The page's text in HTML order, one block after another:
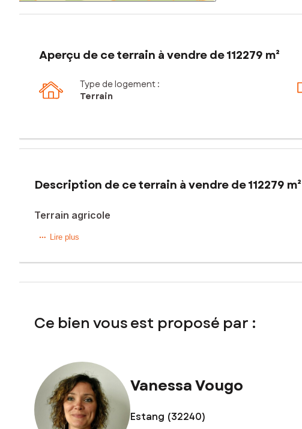
Aperçu de ce terrain à vendre de 112279 m²
Type de logement :
Terrain
Description de ce terrain à vendre de 112279 m²
Terrain agricole
Situé dans la charmante commune de Cazaubon,
Ce vaste terrain de 112279 m², composé principalement de
environnement naturel préservé, ce terrain saura répondre aux
Contactez votre conseiller SAFTI : Vanessa VOUGO, Tél. :
Lire plus
Ce bien vous est proposé par :
Vanessa Vougo
Estang (32240)